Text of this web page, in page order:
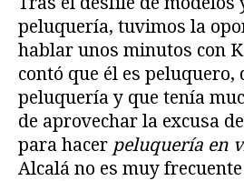
peluquería, tuvimos la
hablar unos minutos con
contó que él es peluquero,
peluquería y que tenía
de aprovechar la excusa
para hacer peluquería en
Alcalá no es muy